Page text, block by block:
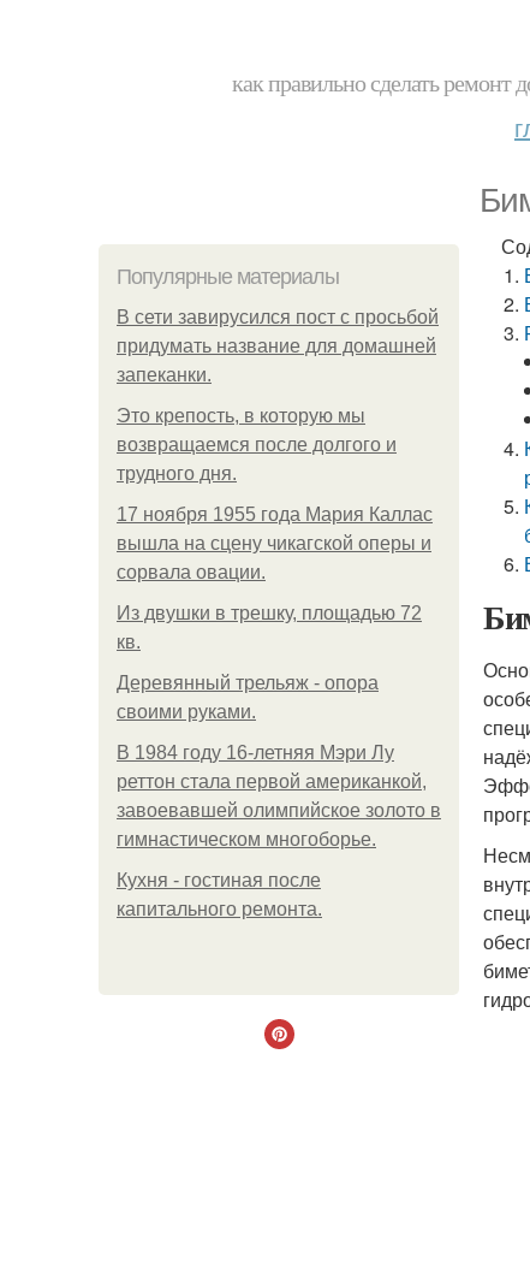
как правильно сделать ремонт
Популярные материалы
В сети завирусился пост с просьбой
придумать название для домашней
запеканки.
Это крепость, в которую мы
возвращаемся после долгого и
трудного дня.
17 ноября 1955 года Мария Каллас
вышла на сцену чикагской оперы и
сорвала овации.
Из двушки в трешку, площадью 72
кв.
Деревянный трельяж - опора
своими руками.
В 1984 году 16-летняя Мэри Лу
реттон стала первой американкой,
завоевавшей олимпийское золото в
гимнастическом многоборье.
Кухня - гостиная после
капитального ремонта.